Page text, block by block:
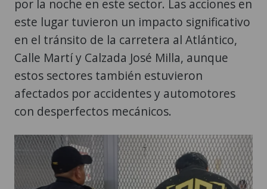
por la noche en este sector. Las acciones en
este lugar tuvieron un impacto significativo
en el tránsito de la carretera al Atlántico,
Calle Martí y Calzada José Milla, aunque
estos sectores también estuvieron
afectados por accidentes y automotores
con desperfectos mecánicos.